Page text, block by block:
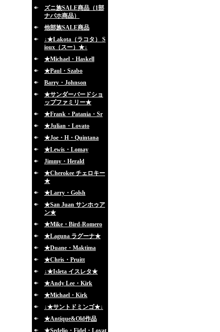
ズニ族SALE商品（1部
ナバホ商品）
他部族SALE商品
↓★Lakota（ラコタ） S
ioux（スー）★↓
★Michael・Haskell
★Paul・Szabo
Barry・Johnson
★サンダーバードショ
ップファミリー★
★Frank・Patania・Sr
★Julian・Lovato
★Joe・H・Quintana
★Lewis・Lomay
Jimmy・Herald
★Cherokee チェロキー
★
★Larry・Golsh
★San Juan サンホゥア
ン★
★Mike・Bird-Romero
★Laguna ラグーナ★
★Duane・Maktima
★Chris・Pruitt
↓★Isleta イスレタ★
★Andy Lee・Kirk
★Michael・Kirk
↓★サントドミンゴ★↓
★Antique&Old作品
★Sedelio・Fidel・Lovat